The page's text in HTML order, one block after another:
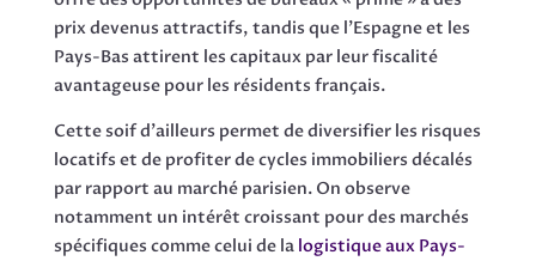
prix devenus attractifs, tandis que l’Espagne et les
Pays-Bas attirent les capitaux par leur fiscalité
avantageuse pour les résidents français.
Cette soif d’ailleurs permet de diversifier les risques
locatifs et de profiter de cycles immobiliers décalés
par rapport au marché parisien. On observe
notamment un intérêt croissant pour des marchés
spécifiques comme celui de la logistique aux Pays-